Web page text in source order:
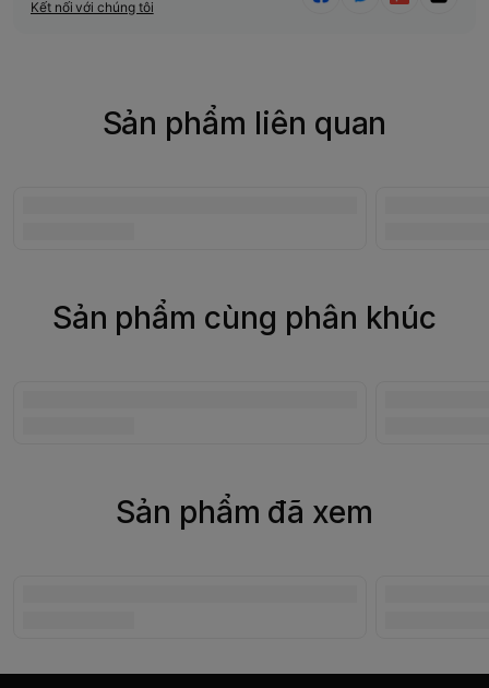
Kết nối với chúng tôi
Sản phẩm liên quan
Sản phẩm cùng phân khúc
Sản phẩm đã xem